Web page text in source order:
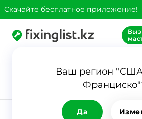
Скачайте бесплатное приложение!
Ваш регион
Да
Заявка Скупка
РЕЗУЛЬТАТ